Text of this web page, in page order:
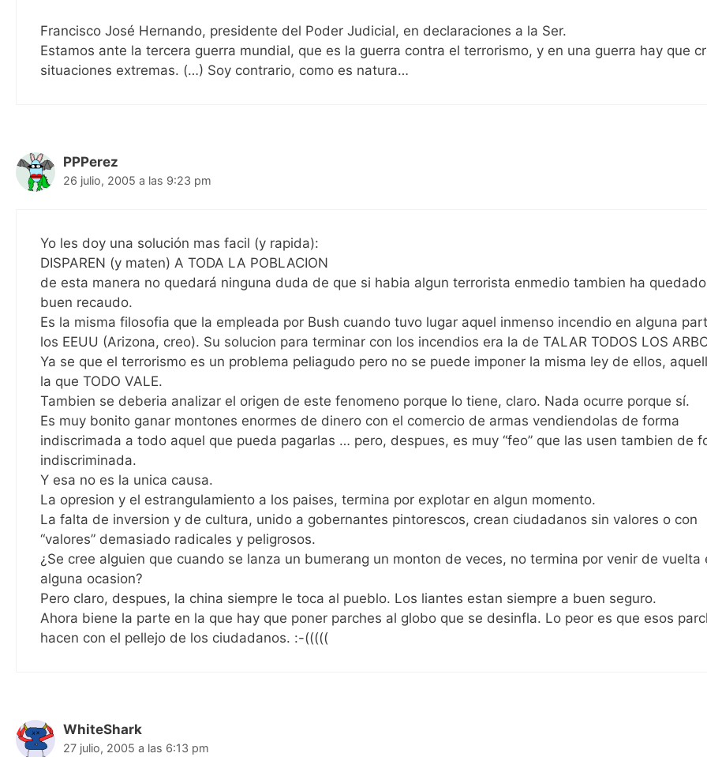
Francisco José Hernando, presidente del Poder Judicial, en declaraciones a la Ser.
Estamos ante la tercera guerra mundial, que es la guerra contra el terrorismo, y en una guerra hay que
situaciones extremas. (…) Soy contrario, como es natura…
PPPerez
26 julio, 2005 a las 9:23 pm
Yo les doy una solución mas facil (y rapida):
DISPAREN (y maten) A TODA LA POBLACION
de esta manera no quedará ninguna duda de que si habia algun terrorista enmedio tambien ha
buen recaudo.
Es la misma filosofia que la empleada por Bush cuando tuvo lugar aquel inmenso incendio en alguna
los EEUU (Arizona, creo). Su solucion para terminar con los incendios era la de TALAR TODOS LOS
Ya se que el terrorismo es un problema peliagudo pero no se puede imponer la misma ley de ellos,
la que TODO VALE.
Tambien se deberia analizar el origen de este fenomeno porque lo tiene, claro. Nada ocurre porque sí.
Es muy bonito ganar montones enormes de dinero con el comercio de armas vendiendolas de forma
indiscrimada a todo aquel que pueda pagarlas … pero, despues, es muy “feo” que las usen tambien de
indiscriminada.
Y esa no es la unica causa.
La opresion y el estrangulamiento a los paises, termina por explotar en algun momento.
La falta de inversion y de cultura, unido a gobernantes pintorescos, crean ciudadanos sin valores o con
“valores” demasiado radicales y peligrosos.
¿Se cree alguien que cuando se lanza un bumerang un monton de veces, no termina por venir de vuelta
alguna ocasion?
Pero claro, despues, la china siempre le toca al pueblo. Los liantes estan siempre a buen seguro.
Ahora biene la parte en la que hay que poner parches al globo que se desinfla. Lo peor es que esos
hacen con el pellejo de los ciudadanos. :-(((((
WhiteShark
27 julio, 2005 a las 6:13 pm